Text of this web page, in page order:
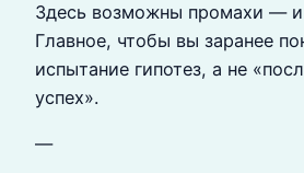
Здесь возможны промахи —
Главное, чтобы вы заранее
испытание гипотез, а не
успех».
—